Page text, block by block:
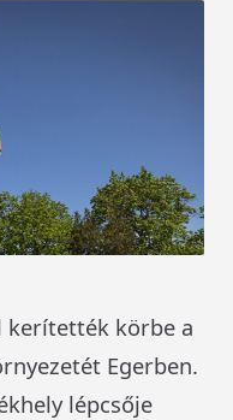
kerítették körbe a
Egerben.
lépcsője